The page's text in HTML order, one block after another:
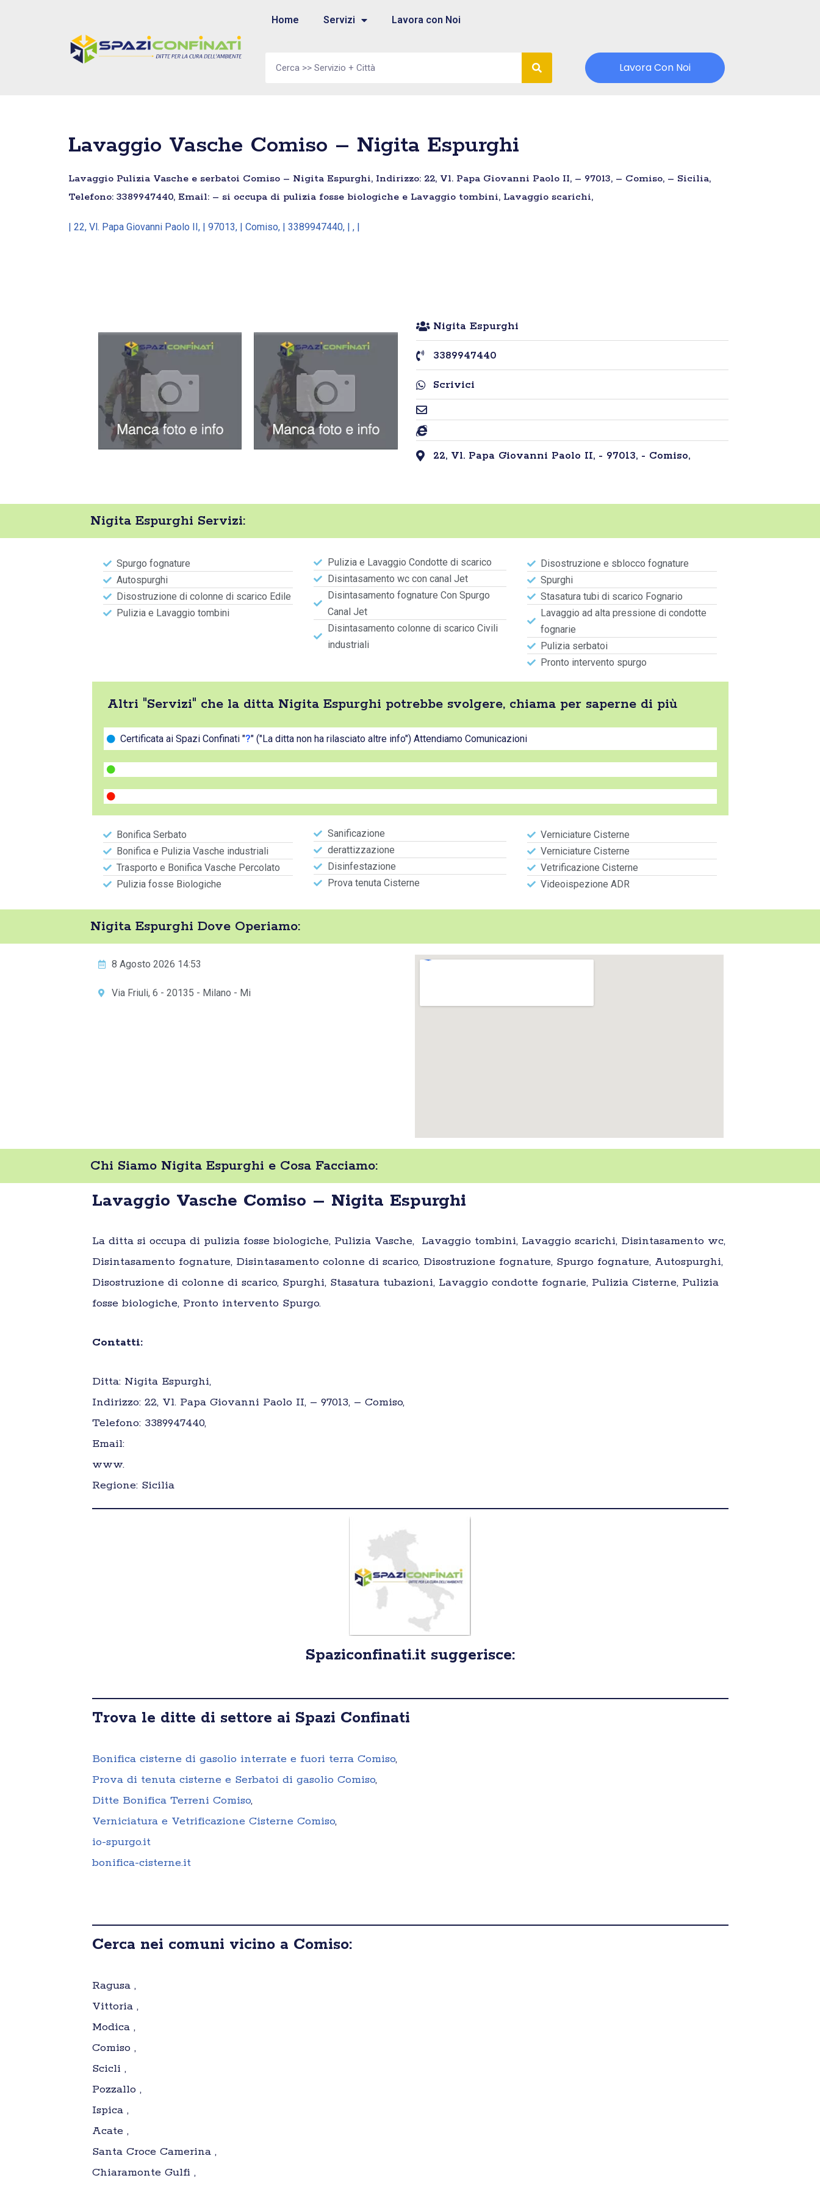
Home Servizi Lavora con Noi
Lavora Con Noi
Lavaggio Vasche Comiso – Nigita Espurghi
Lavaggio Pulizia Vasche e serbatoi Comiso – Nigita Espurghi, Indirizzo: 22, Vl. Papa Giovanni Paolo II, – 97013, – Comiso, – Sicilia,
Telefono: 3389947440, Email: – si occupa di pulizia fosse biologiche e Lavaggio tombini, Lavaggio scarichi,
| 22, Vl. Papa Giovanni Paolo II, | 97013, | Comiso, | 3389947440, | , |
Nigita Espurghi
3389947440
Scrivici
22, Vl. Papa Giovanni Paolo II, - 97013, - Comiso,
Nigita Espurghi Servizi:
Spurgo fognature
Autospurghi
Disostruzione di colonne di scarico Edile
Pulizia e Lavaggio tombini
Pulizia e Lavaggio Condotte di scarico
Disintasamento wc con canal Jet
Disintasamento fognature Con Spurgo
Canal Jet
Disintasamento colonne di scarico Civili
industriali
Disostruzione e sblocco fognature
Spurghi
Stasatura tubi di scarico Fognario
Lavaggio ad alta pressione di condotte
fognarie
Pulizia serbatoi
Pronto intervento spurgo
Altri "Servizi" che la ditta Nigita Espurghi potrebbe svolgere, chiama per saperne di più
Certificata ai Spazi Confinati "?" ("La ditta non ha rilasciato altre info") Attendiamo Comunicazioni
Bonifica Serbato
Bonifica e Pulizia Vasche industriali
Trasporto e Bonifica Vasche Percolato
Pulizia fosse Biologiche
Sanificazione
derattizzazione
Disinfestazione
Prova tenuta Cisterne
Verniciature Cisterne
Verniciature Cisterne
Vetrificazione Cisterne
Videoispezione ADR
Nigita Espurghi Dove Operiamo:
8 Agosto 2026 14:53
Via Friuli, 6 - 20135 - Milano - Mi
Chi Siamo Nigita Espurghi e Cosa Facciamo:
Lavaggio Vasche Comiso – Nigita Espurghi
La ditta si occupa di pulizia fosse biologiche, Pulizia Vasche, Lavaggio tombini, Lavaggio scarichi, Disintasamento wc,
Disintasamento fognature, Disintasamento colonne di scarico, Disostruzione fognature, Spurgo fognature, Autospurghi,
Disostruzione di colonne di scarico, Spurghi, Stasatura tubazioni, Lavaggio condotte fognarie, Pulizia Cisterne, Pulizia
fosse biologiche, Pronto intervento Spurgo.
Contatti:
Ditta: Nigita Espurghi,
Indirizzo: 22, Vl. Papa Giovanni Paolo II, – 97013, – Comiso,
Telefono: 3389947440,
Email:
www.
Regione: Sicilia
Spaziconfinati.it suggerisce:
Trova le ditte di settore ai Spazi Confinati
Bonifica cisterne di gasolio interrate e fuori terra Comiso,
Prova di tenuta cisterne e Serbatoi di gasolio Comiso,
Ditte Bonifica Terreni Comiso,
Verniciatura e Vetrificazione Cisterne Comiso,
io-spurgo.it
bonifica-cisterne.it
Cerca nei comuni vicino a Comiso:
Ragusa ,
Vittoria ,
Modica ,
Comiso ,
Scicli ,
Pozzallo ,
Ispica ,
Acate ,
Santa Croce Camerina ,
Chiaramonte Gulfi ,